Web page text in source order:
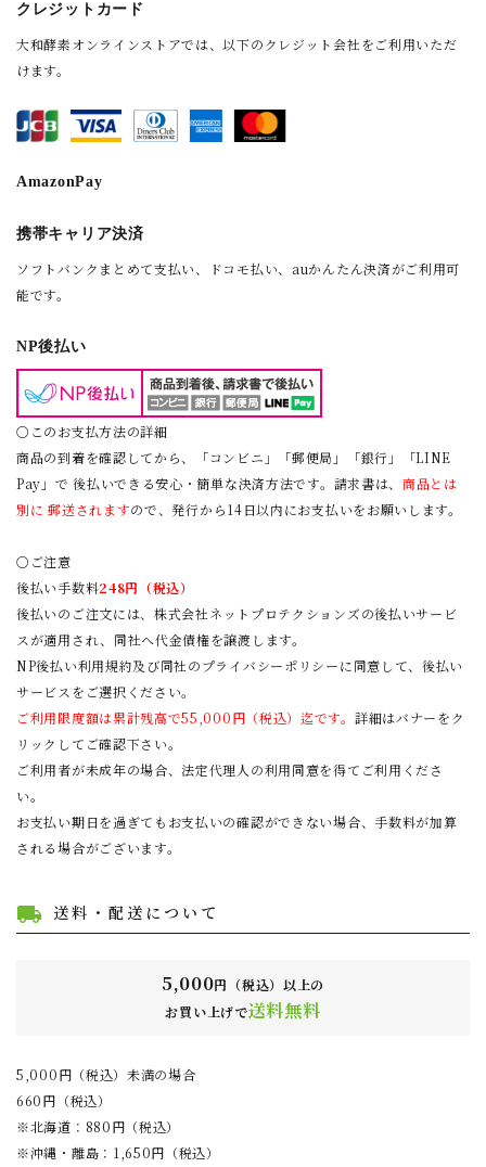
クレジットカード
大和酵素オンラインストアでは、以下のクレジット会社をご利用いただ
けます。
AmazonPay
携帯キャリア決済
ソフトバンクまとめて支払い、ドコモ払い、auかんたん決済がご利用可
能です。
NP後払い
○このお支払方法の詳細
商品の到着を確認してから、「コンビニ」「郵便局」「銀行」「LINE
Pay」で 後払いできる安心・簡単な決済方法です。請求書は、 商品とは
別に 郵送されますので、発行から14日以内にお支払いをお願いします。
○ご注意
後払い手数料248円（税込）
後払いのご注文には、 株式会社ネットプロテクションズの後払いサービ
スが適用され、同社へ代金債権を譲渡します。
NP後払い利用規約及び同社のプライバシーポリシーに同意して、後払い
サービスをご選択ください。
ご利用限度額は累計残高で55,000円（税込）迄です。 詳細はバナーをク
リックしてご確認下さい。
ご利用者が未成年の場合、法定代理人の利用同意を得てご利用くださ
い。
お支払い期日を過ぎてもお支払いの確認ができない場合、手数料が加算
される場合がございます。
local_shipping 送料・配送について
5,000円（税込）以上の
お買い上げで送料無料
5,000円（税込）未満の場合
660円（税込）
※北海道：880円（税込）
※沖縄・離島：1,650円（税込）